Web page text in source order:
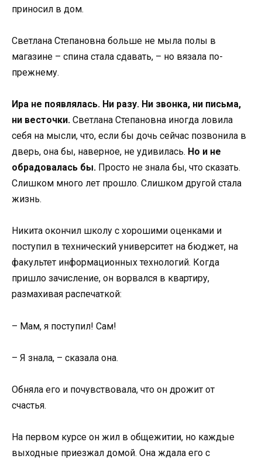
приносил в дом.
Светлана Степановна больше не мыла полы в
магазине – спина стала сдавать, – но вязала по-
прежнему.
Ира не появлялась. Ни разу. Ни звонка, ни письма,
ни весточки. Светлана Степановна иногда ловила
себя на мысли, что, если бы дочь сейчас позвонила в
дверь, она бы, наверное, не удивилась. Но и не
обрадовалась бы. Просто не знала бы, что сказать.
Слишком много лет прошло. Слишком другой стала
жизнь.
Никита окончил школу с хорошими оценками и
поступил в технический университет на бюджет, на
факультет информационных технологий. Когда
пришло зачисление, он ворвался в квартиру,
размахивая распечаткой:
– Мам, я поступил! Сам!
– Я знала, – сказала она.
Обняла его и почувствовала, что он дрожит от
счастья.
На первом курсе он жил в общежитии, но каждые
выходные приезжал домой. Она ждала его с